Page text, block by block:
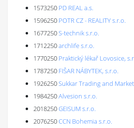
1573250 PD REAL a.s.
1596250 POTR CZ - REALITY s.r.o.
1677250S-technik s.r.o.
1712250archlife s.r.o.
1770250 Praktický lékař Lovosice,
1787250 FIŠAR NÁBYTEK, s.r.o.
1926250Sukkar Trading and
1984250Alvesion s.r.o.
2018250GEISUM s.r.o.
2076250CCN Bohemia s.r.o.